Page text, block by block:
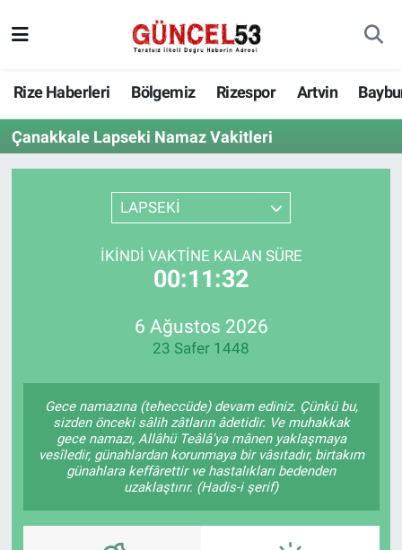
Rize Haberleri Bölgemiz Rizespor Artvin
Çanakkale Lapseki Namaz Vakitleri
LAPSEKİ
İKINDI VAKTINE KALAN SÜRE
00:11:32
6 Ağustos 2026
23 Safer 1448
Gece namazına (teheccüde) devam ediniz. Çünkü bu,
sizden önceki sâlih zâtların âdetidir. Ve muhakkak
gece namazı, Allâhü Teâlâ'ya mânen yaklaşmaya
vesîledir, günahlardan korunmaya bir vâsıtadır, birtakım
günahlara keffârettir ve hastalıkları bedenden
uzaklaştırır. (Hadis-i şerif)